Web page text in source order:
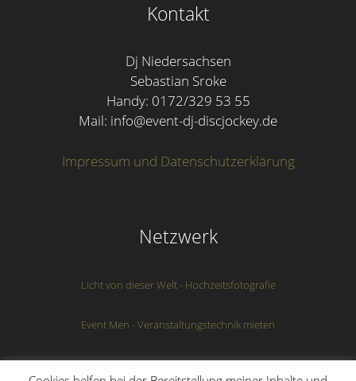
Kontakt
Dj Niedersachsen
Sebastian Sroke
Handy: 0172/329 53 55
Mail: info@event-dj-discjockey.de
Impressum und Datenschutzerklärung
Netzwerk
Licht von dieser Welt - Hochzeitsfotografie
Event Men - Veranstaltungstechnik mieten
Webdesign von "Die ideale Webseite"